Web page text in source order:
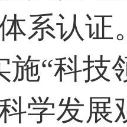
系认证
“科技
学发展